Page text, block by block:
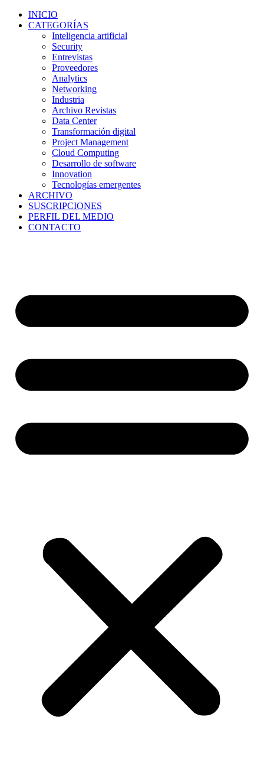
INICIO
CATEGORÍAS
Inteligencia artificial
Security
Entrevistas
Proveedores
Analytics
Networking
Industria
Archivo Revistas
Data Center
Transformación digital
Project Management
Cloud Computing
Desarrollo de software
Innovation
Tecnologías emergentes
ARCHIVO
SUSCRIPCIONES
PERFIL DEL MEDIO
CONTACTO